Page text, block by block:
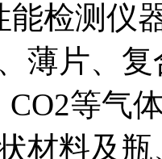
能检测仪
薄片、
CO2等气
材料及